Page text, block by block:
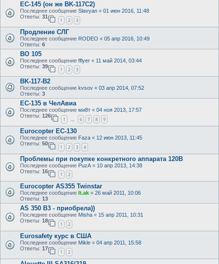
EC-145 (он же BK-117C2)
Последнее сообщение Slavyan « 01 июн 2016, 11:48
Ответы: 31
1 2 3
Продление СЛГ
Последнее сообщение RODEO « 05 апр 2016, 10:49
Ответы: 6
ВО 105
Последнее сообщение fflyer « 11 май 2014, 03:44
Ответы: 39
1 2 3
BK-117-B2
Последнее сообщение kvsov « 03 апр 2014, 07:52
Ответы: 3
EC-135 в ЧелАвиа
Последнее сообщение ми8т « 04 ноя 2013, 17:57
Ответы: 126
1 … 6 7 8 9
Eurocopter EC-130
Последнее сообщение Faza « 12 июн 2013, 11:45
Ответы: 50
1 2 3 4
Проблемы при покупке конкретного аппарата 120B
Последнее сообщение PuzA « 10 апр 2013, 14:38
Ответы: 16
1 2
Eurocopter AS355 Twinstar
Последнее сообщение lt.ak « 26 май 2011, 10:06
Ответы: 13
AS 350 B3 - приобрела))
Последнее сообщение Misha « 15 апр 2011, 10:31
Ответы: 18
1 2
Eurosafety курс в США
Последнее сообщение Mikle « 04 апр 2011, 15:58
Ответы: 17
1 2